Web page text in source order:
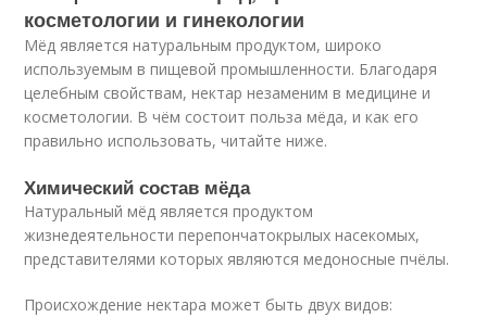
косметологии и гинекологии
Мёд является натуральным продуктом, широко
используемым в пищевой промышленности. Благодаря
целебным свойствам, нектар незаменим в медицине и
косметологии. В чём состоит польза мёда, и как его
правильно использовать, читайте ниже.
Химический состав мёда
Натуральный мёд является продуктом
жизнедеятельности перепончатокрылых насекомых,
представителями которых являются медоносные пчёлы.
Происхождение нектара может быть двух видов: